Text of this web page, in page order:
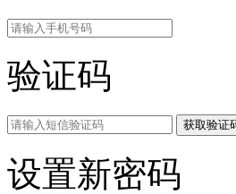
验证码
获取验证
设置新密码